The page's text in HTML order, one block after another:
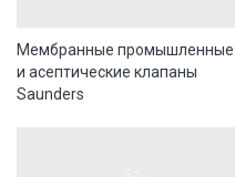
Мембранные промышленные
и асептические клапаны
Saunders